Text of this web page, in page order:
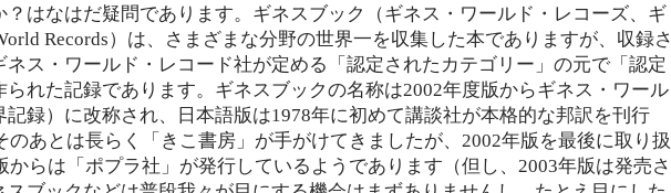
はなはだ疑問であります。ギネスブック（ギネス・ワールド・レコーズ、ギ
Records）は、さまざまな分野の世界一を収集した本でありますが、収録さ
ス・ワールド・レコード社が定める「認定されたカテゴリー」の元で「認定
られた記録であります。ギネスブックの名称は2002年度版からギネス・ワール
記録）に改称され、日本語版は1978年に初めて講談社が本格的な邦訳を刊行
のあとは長らく「きこ書房」が手がけてきましたが、2002年版を最後に取り扱
からは「ポプラ社」が発行しているようであります（但し、2003年版は発売さ